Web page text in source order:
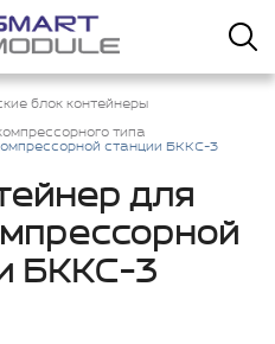
блок контейнеры
типа
станции БККС-3
для
БККС-3